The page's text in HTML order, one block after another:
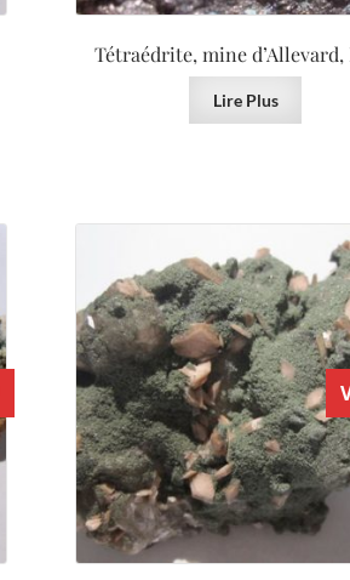
Tétraédrite, mine d’Allevard,
Lire Plus